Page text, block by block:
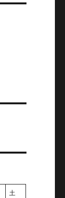
土